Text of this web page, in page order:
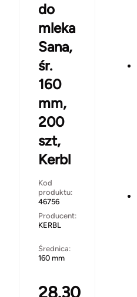
do
mleka
Sana,
śr.
160
mm,
200
szt,
Kerbl
Kod
produktu:
46756
Producent:
KERBL
Średnica:
160 mm
28.30